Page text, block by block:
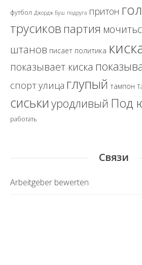
футбол Джордж Буш подруга притон
трусиковпартия
штанов писает политика
показывает киска
спортулица глупый тампон
сиськи уродливый Под
работать
Связи
Arbeitgeber bewerten